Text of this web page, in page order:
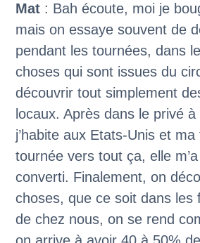
Mat: Bah écoute, moi je
mais on essaye souvent de
pendant les tournées, dans
choses qui sont issues du
découvrir tout simplement
locaux. Après dans le privé à
j’habite aux Etats-Unis et
tournée vers tout ça, elle
converti. Finalement, on
choses, que ce soit dans les
de chez nous, on se rend